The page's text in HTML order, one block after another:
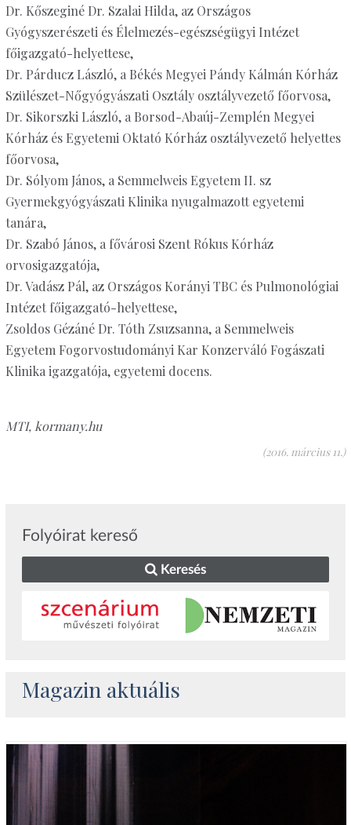
Dr. Kőszeginé Dr. Szalai Hilda, az Országos
Gyógyszerészeti és Élelmezés-egészségügyi Intézet
főigazgató-helyettese,
Dr. Párducz László, a Békés Megyei Pándy Kálmán Kórház
Szülészet-Nőgyógyászati Osztály osztályvezető főorvosa,
Dr. Sikorszki László, a Borsod-Abaúj-Zemplén Megyei
Kórház és Egyetemi Oktató Kórház osztályvezető helyettes
főorvosa,
Dr. Sólyom János, a Semmelweis Egyetem II. sz
Gyermekgyógyászati Klinika nyugalmazott egyetemi
tanára,
Dr. Szabó János, a fővárosi Szent Rókus Kórház
orvosigazgatója,
Dr. Vadász Pál, az Országos Korányi TBC és Pulmonológiai
Intézet főigazgató-helyettese,
Zsoldos Gézáné Dr. Tóth Zsuzsanna, a Semmelweis
Egyetem Fogorvostudományi Kar Konzerváló Fogászati
Klinika igazgatója, egyetemi docens.
MTI, kormany.hu
(2016. március 11.)
Folyóirat kereső
Keresés
Magazin aktuális